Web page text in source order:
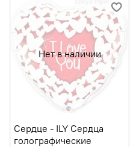
Нет в наличии
Сердце - ILY Сердца
голографические